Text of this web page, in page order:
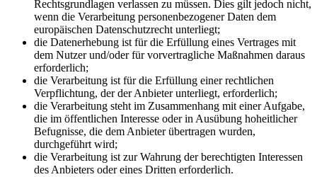
Rechtsgrundlagen verlassen zu müssen. Dies gilt jedoch nicht,
wenn die Verarbeitung personenbezogener Daten dem
europäischen Datenschutzrecht unterliegt;
die Datenerhebung ist für die Erfüllung eines Vertrages mit
dem Nutzer und/oder für vorvertragliche Maßnahmen daraus
erforderlich;
die Verarbeitung ist für die Erfüllung einer rechtlichen
Verpflichtung, der der Anbieter unterliegt, erforderlich;
die Verarbeitung steht im Zusammenhang mit einer Aufgabe,
die im öffentlichen Interesse oder in Ausübung hoheitlicher
Befugnisse, die dem Anbieter übertragen wurden,
durchgeführt wird;
die Verarbeitung ist zur Wahrung der berechtigten Interessen
des Anbieters oder eines Dritten erforderlich.